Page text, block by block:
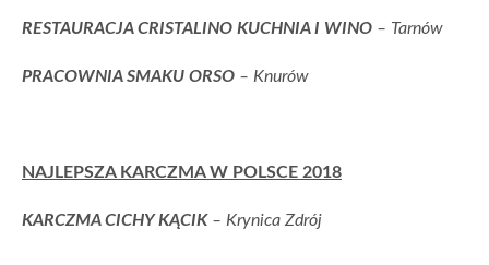
RESTAURACJA CRISTALINO KUCHNIA I WINO – Tarnów
PRACOWNIA SMAKU ORSO – Knurów
NAJLEPSZA KARCZMA W POLSCE 2018
KARCZMA CICHY KĄCIK– Krynica Zdrój